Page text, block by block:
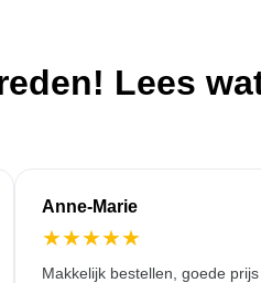
Lees
Anne-Marie
★★★★★
Makkelijk bestellen, goede